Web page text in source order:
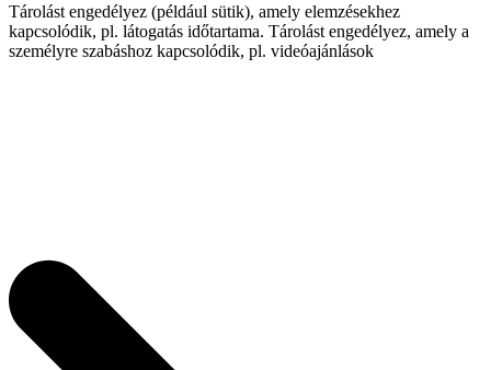
Tárolást engedélyez (például sütik), amely elemzésekhez
kapcsolódik, pl. látogatás időtartama. Tárolást engedélyez, amely a
személyre szabáshoz kapcsolódik, pl. videóajánlások